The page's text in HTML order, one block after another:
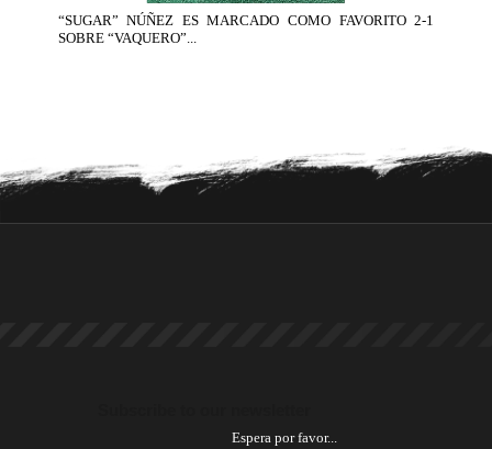
“SUGAR” NÚÑEZ ES MARCADO COMO FAVORITO 2-1
SOBRE “VAQUERO”...
Espera por favor...